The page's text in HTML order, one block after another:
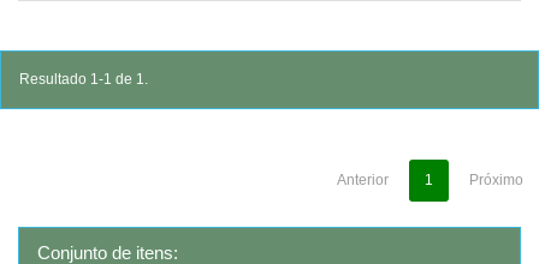
Resultado 1-1 de 1.
Anterior 1 Próximo
Conjunto de itens: